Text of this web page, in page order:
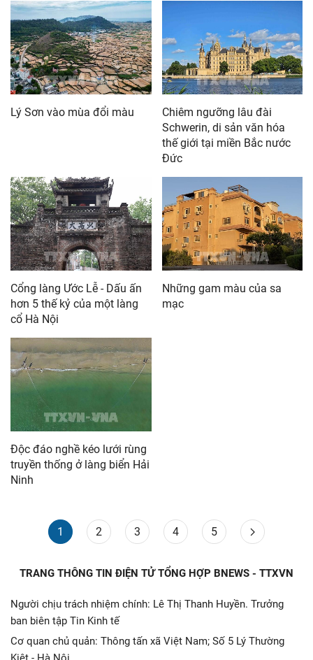
Lý Sơn vào mùa đổi màu
Chiêm ngưỡng lâu đài
Schwerin, di sản văn hóa
thế giới tại miền Bắc nước
Đức
Cổng làng Ước Lễ - Dấu ấn
hơn 5 thế kỷ của một làng
cổ Hà Nội
Những gam màu của sa
mạc
Độc đáo nghề kéo lưới rùng
truyền thống ở làng biển Hải
Ninh
1 2 3 4 5
TRANG THÔNG TIN ĐIỆN TỬ TỔNG HỢP BNEWS - TTXVN
Người chịu trách nhiệm chính: Lê Thị Thanh Huyền. Trưởng
ban biên tập Tin Kinh tế
Cơ quan chủ quản: Thông tấn xã Việt Nam; Số 5 Lý Thường